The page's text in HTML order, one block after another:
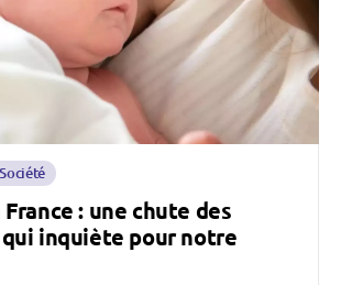
Société
: une chute des
qui inquiète pour notre